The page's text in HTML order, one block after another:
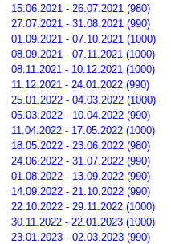
15.06.2021 - 26.07.2021 (980)
27.07.2021 - 31.08.2021 (990)
01.09.2021 - 07.10.2021 (1000)
08.09.2021 - 07.11.2021 (1000)
08.11.2021 - 10.12.2021 (1000)
11.12.2021 - 24.01.2022 (990)
25.01.2022 - 04.03.2022 (1000)
05.03.2022 - 10.04.2022 (990)
11.04.2022 - 17.05.2022 (1000)
18.05.2022 - 23.06.2022 (980)
24.06.2022 - 31.07.2022 (990)
01.08.2022 - 13.09.2022 (990)
14.09.2022 - 21.10.2022 (990)
22.10.2022 - 29.11.2022 (1000)
30.11.2022 - 22.01.2023 (1000)
23.01.2023 - 02.03.2023 (990)